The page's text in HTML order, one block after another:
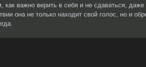
как важно верить в себя и не сдаваться, даже
она не только находит свой голос, но и